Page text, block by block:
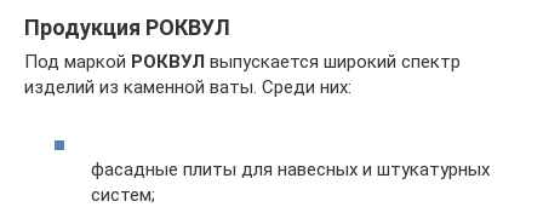
Продукция РОКВУЛ
Под маркой РОКВУЛ выпускается широкий спектр
изделий из каменной ваты. Среди них:
фасадные плиты для навесных и штукатурных
систем;